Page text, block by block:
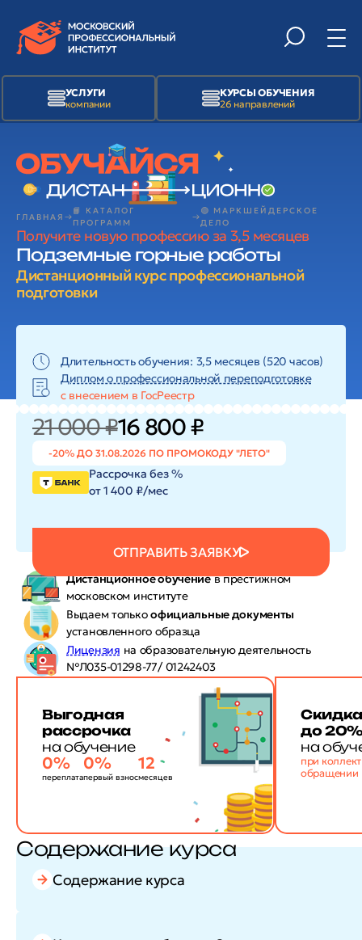
УСЛУГИ
компании
КУРСЫ ОБУЧЕНИЯ
26 направлений
ГЛАВНАЯ
📙 КАТАЛОГ
ПРОГРАММ
🟢 МАРКШЕЙДЕРСКОЕ
ДЕЛО
Получите новую профессию за 3,5 месяцев
Подземные горные работы
Дистанционный курс профессиональной
подготовки
Длительность обучения: 3,5 месяцев (520 часов)
Диплом о профессиональной переподготовке
с внесением в ГосРеестр
21 000 ₽16 800 ₽
-20% ДО 31.08.2026 ПО ПРОМОКОДУ "ЛЕТО"
ОТПРАВИТЬ ЗАЯВКУ
Рассрочка без %
от 1 400 ₽/мес
Дистанционное обучениев престижном
московском институте
Выдаем толькоофициальные документы
установленного образца
Лицензия на образовательную деятельность
№Л035-01298-77/ 01242403
Выгодная
рассрочка
на обучение
0%
переплата
0%
первый взнос
12
месяцев
до
на
при
обращении
Содержание курса
Содержание курса